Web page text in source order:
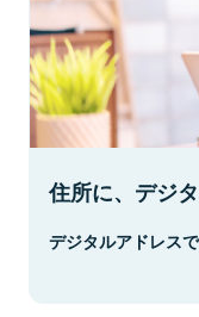
住所に、デジ
デジタルアドレス